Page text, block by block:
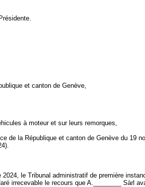
et canton de Genève,
à moteur et sur leurs remorques,
de la République et canton de Genève du 19
le Tribunal administratif de première
irrecevable le recours que A.________ Sàrl